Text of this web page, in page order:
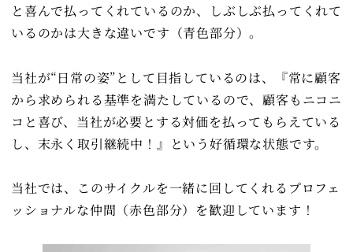
と喜んで払ってくれているのか、しぶしぶ払ってくれて
いるのかは大きな違いです（青色部分）。
当社が“日常の姿”として目指しているのは、『常に顧客
から求められる基準を満たしているので、顧客もニコニ
コと喜び、当社が必要とする対価を払ってもらえている
し、末永く取引継続中！』という好循環な状態です。
当社では、このサイクルを一緒に回してくれるプロフェ
ッショナルな仲間（赤色部分）を歓迎しています！